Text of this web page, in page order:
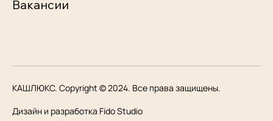
Вакансии
КАШЛЮКС. Copyright © 2024. Все права защищены.
Дизайн и разработка Fido Studio